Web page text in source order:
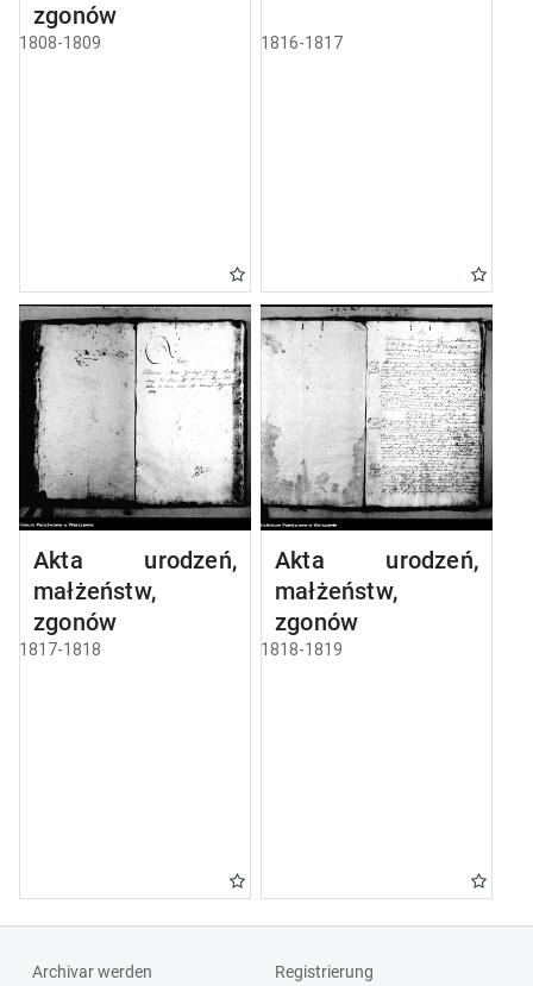
zgonów
1808-1809 1816-1817
Akta urodzeń,
małżeństw,
zgonów
1817-1818
Akta urodzeń,
małżeństw,
zgonów
1818-1819
Archivar werden
Registrierung